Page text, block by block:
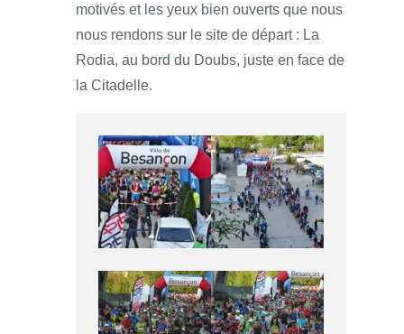
motivés et les yeux bien ouverts que nous
nous rendons sur le site de départ : La
Rodia, au bord du Doubs, juste en face de
la Citadelle.